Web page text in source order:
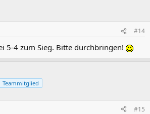
#14
5-4 zum Sieg. Bitte durchbringen!
Teammitglied
#15